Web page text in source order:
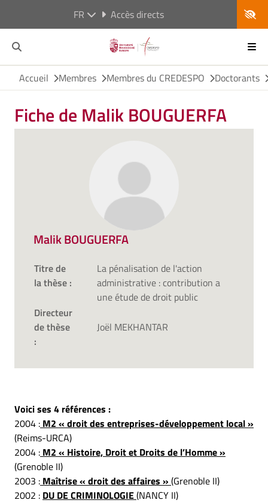
FR Accès directs
Accueil Membres Membres du CREDESPO Doctorants
Fiche de Malik BOUGUERFA
Malik BOUGUERFA
Titre de
la thèse :
La pénalisation de l'action
administrative : contribution a
une étude de droit public
Directeur
de thèse
:
Joël MEKHANTAR
Voici ses 4 références :
2004 : M2 « droit des entreprises-développement local »
(Reims-URCA)
2004 : M2 « Histoire, Droit et Droits de l’Homme »
(Grenoble II)
2003 : Maîtrise « droit des affaires » (Grenoble II)
2002 : DU DE CRIMINOLOGIE(NANCY II)